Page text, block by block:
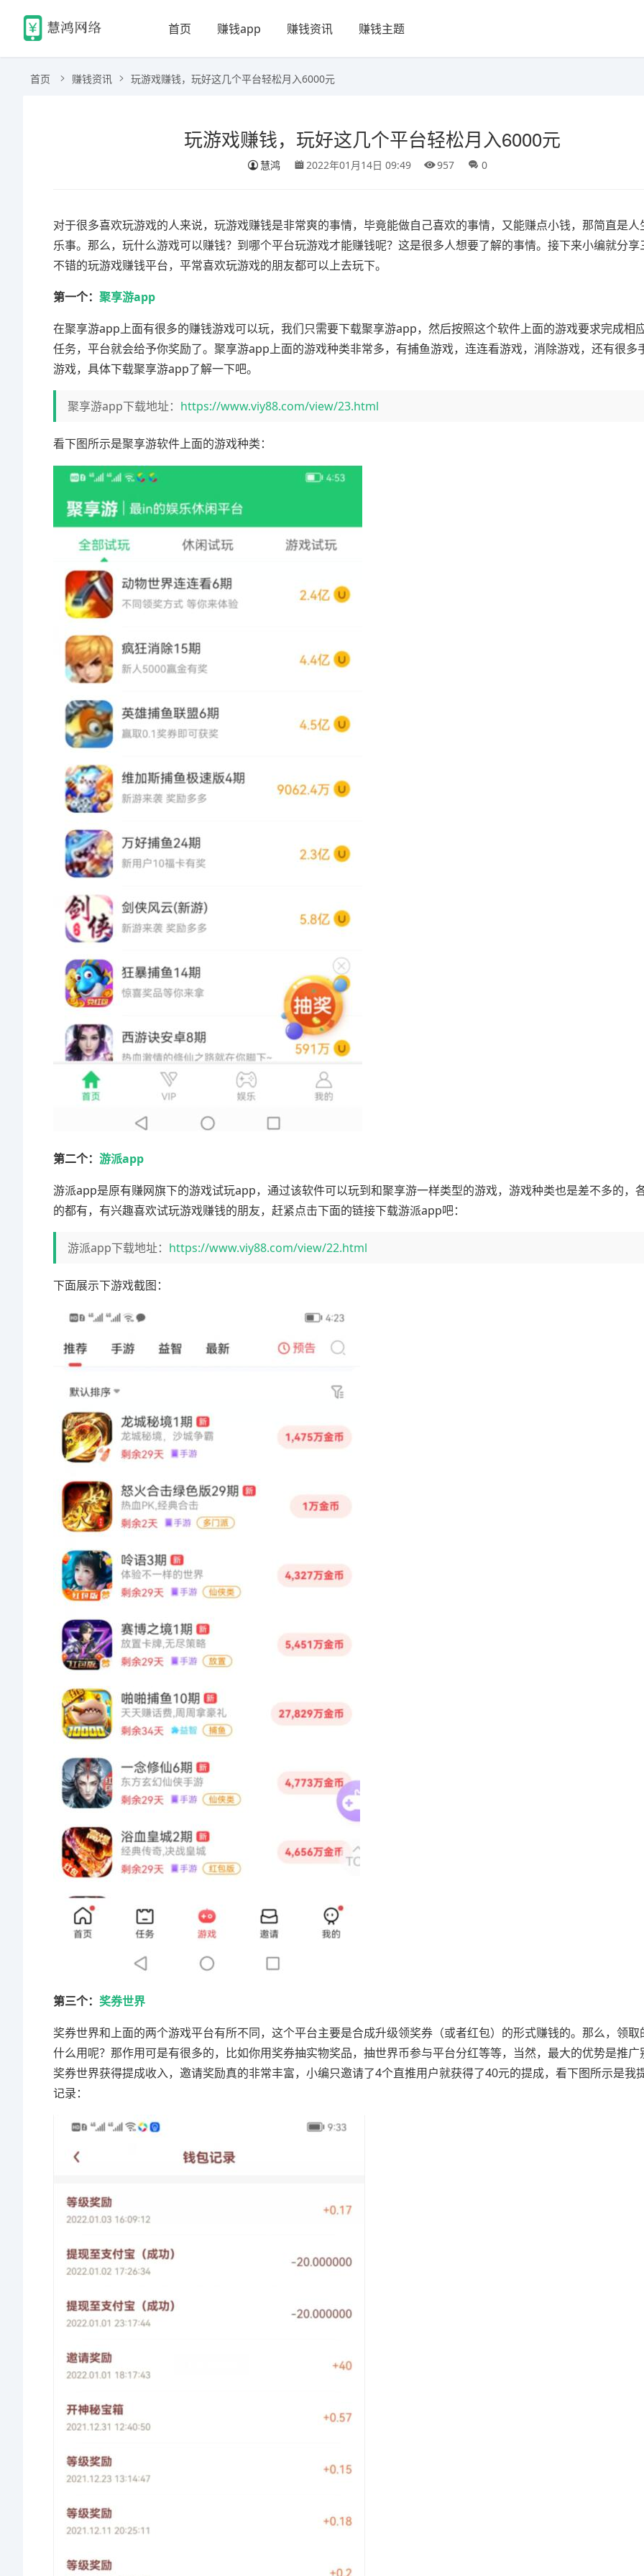
首页 赚钱app 赚钱资讯 赚钱主题
首页 赚钱资讯 玩游戏赚钱，玩好这几个平台轻松月入6000元
玩游戏赚钱，玩好这几个平台轻松月入6000元
慧鸿 2022年01月14日 09:49 957 0
对于很多喜欢玩游戏的人来说，玩游戏赚钱是非常爽的事情，毕竟能做自己喜欢的事情，又能赚点小钱，那简直是人
乐事。那么，玩什么游戏可以赚钱？到哪个平台玩游戏才能赚钱呢？这是很多人想要了解的事情。接下来小编就分享
不错的玩游戏赚钱平台，平常喜欢玩游戏的朋友都可以上去玩下。
第一个： 聚享游app
在聚享游app上面有很多的赚钱游戏可以玩，我们只需要下载聚享游app，然后按照这个软件上面的游戏要求完成相
任务，平台就会给予你奖励了。聚享游app上面的游戏种类非常多，有捕鱼游戏，连连看游戏，消除游戏，还有很多
游戏，具体下载聚享游app了解一下吧。
聚享游app下载地址： https://www.viy88.com/view/23.html
看下图所示是聚享游软件上面的游戏种类：
第二个： 游派app
游派app是原有赚网旗下的游戏试玩app，通过该软件可以玩到和聚享游一样类型的游戏，游戏种类也是差不多的，
的都有，有兴趣喜欢试玩游戏赚钱的朋友，赶紧点击下面的链接下载游派app吧：
游派app下载地址： https://www.viy88.com/view/22.html
下面展示下游戏截图：
第三个： 奖券世界
奖券世界和上面的两个游戏平台有所不同，这个平台主要是合成升级领奖券（或者红包）的形式赚钱的。那么，领取
什么用呢？那作用可是有很多的，比如你用奖券抽实物奖品，抽世界币参与平台分红等等，当然，最大的优势是推广
奖券世界获得提成收入，邀请奖励真的非常丰富，小编只邀请了4个直推用户就获得了40元的提成，看下图所示是我
记录：